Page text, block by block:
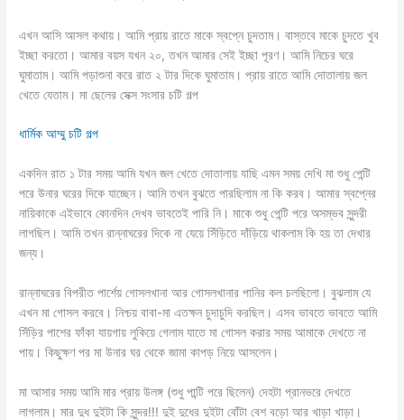
এখন আসি আসল কথায়। আমি প্রায় রাতে মাকে স্বপ্নে চুদতাম। বাস্তবে মাকে চুদতে খুব
ইচ্ছা করতো। আমার বয়স যখন ২০, তখন আমার সেই ইচ্ছা পূরণ। আমি নিচের ঘরে
ঘুমাতাম। আমি পড়াশুনা করে রাত ২ টার দিকে ঘুমাতাম। প্রায় রাতে আমি দোতালায় জল
খেতে যেতাম। মা ছেলের সেক্স সংসার চটি গল্প
ধার্মিক আম্মু চটি গল্প
একদিন রাত ১ টার সময় আমি যখন জল খেতে দোতালায় যাছি এমন সময় দেখি মা শুধু পেন্টি
পরে উনার ঘরের দিকে যাচ্ছেন। আমি তখন বুঝতে পারছিলাম না কি করব। আমার স্বপ্নের
নায়িকাকে এইভাবে কোনদিন দেখব ভাবতেই পারি নি। মাকে শুধু পেন্টি পরে অসম্ভব সুন্দরী
লাগছিল। আমি তখন রান্নাঘরের দিকে না যেয়ে সিঁড়িতে দাঁড়িয়ে থাকলাম কি হয় তা দেখার
জন্য।
রান্নাঘরের বিপরীত পার্শেয় গোসলখানা আর গোসলখানার পানির কল চলছিলো। বুঝলাম যে
এখন মা গোসল করবে। নিশ্চয় বাবা-মা এতক্ষন চুদাচুদি করছিল। এসব ভাবতে ভাবতে আমি
সিঁড়ির পাশের ফাঁকা যায়গায় লুকিয়ে গেলাম যাতে মা গোসল করার সময় আমাকে দেখতে না
পায়। কিছুক্ষণ পর মা উনার ঘর থেকে জামা কাপড় নিয়ে আসলেন।
মা আসার সময় আমি মার প্রায় উলঙ্গ (শুধু পান্টি পরে ছিলেন) দেহটা প্রানভরে দেখতে
লাগলাম। মার দুধ দুইটা কি সুন্দর!!! দুই দুধের দুইটা বোঁটা বেশ বড়ো আর খাড়া খাড়া।